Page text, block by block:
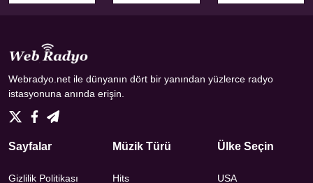
Webradyo.net ile dünyanın dört bir yanından yüzlerce radyo
istasyonuna anında erişin.
Sayfalar
Gizlilik Politikası
Müzik Türü
Hits
Ülke Seçin
USA